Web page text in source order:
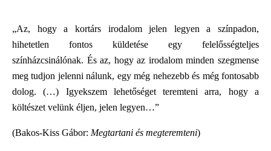
„Az, hogy a kortárs irodalom jelen legyen a színpadon,
hihetetlen fontos küldetése egy felelősségteljes
színházcsinálónak. És az, hogy az irodalom minden szegmense
meg tudjon jelenni nálunk, egy még nehezebb és még fontosabb
dolog. (…) Igyekszem lehetőséget teremteni arra, hogy a
költészet velünk éljen, jelen legyen…”
(Bakos-Kiss Gábor: Megtartani és megteremteni)